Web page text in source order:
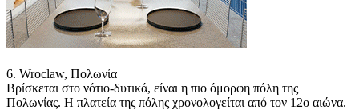
6. Wroclaw, Πολωνία
Βρίσκεται στο νότιο-δυτικά, είναι η πιο όμορφη πόλη της
Πολωνίας. Η πλατεία της πόλης χρονολογείται από τον 12ο αιώνα.